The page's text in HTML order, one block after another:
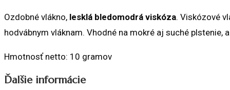
Ozdobné vlákno, lesklá bledomodrá viskóza. Viskózové
hodvábnym vláknam. Vhodné na mokré aj suché plstenie,
Hmotnosť netto: 10 gramov
Ďalšie informácie